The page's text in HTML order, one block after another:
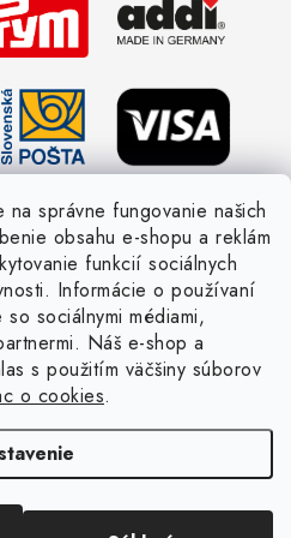
správne fungovanie našich
obsahu e-shopu a reklám
funkcií sociálnych
Informácie o používaní
sociálnymi médiami,
Náš e-shop a
s použitím väčšiny súborov
o cookies.
Shoptet
práva vyhradené.